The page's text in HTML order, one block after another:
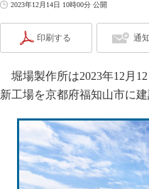
2023年12月14日 10時00分 公開
印刷する 通
堀場製作所は2023年12月
新工場を京都府福知山市に